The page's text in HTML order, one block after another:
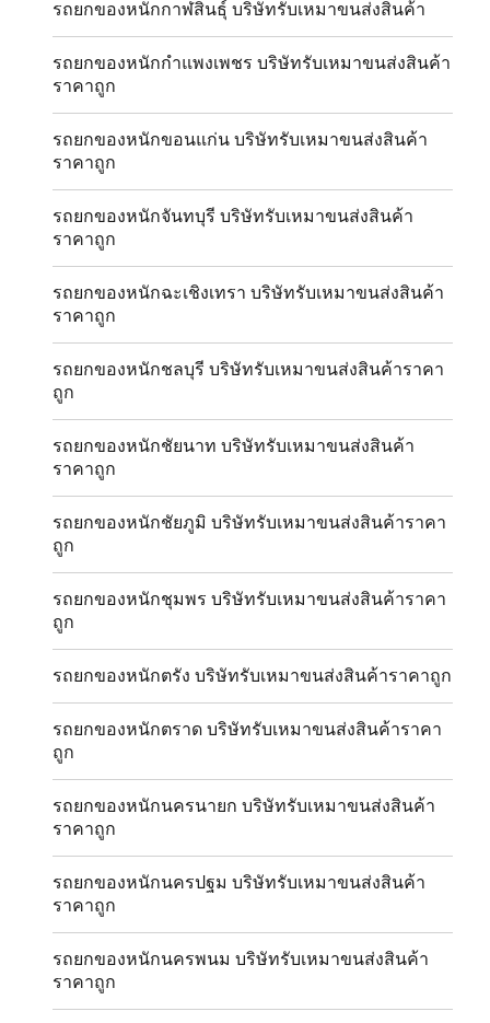
รถยกของหนักกาฬสินธุ์ บริษัทรับเหมาขนส่งสินค้า
รถยกของหนักกำแพงเพชร บริษัทรับเหมาขนส่งสินค้า
ราคาถูก
รถยกของหนักขอนแก่น บริษัทรับเหมาขนส่งสินค้า
ราคาถูก
รถยกของหนักจันทบุรี บริษัทรับเหมาขนส่งสินค้า
ราคาถูก
รถยกของหนักฉะเชิงเทรา บริษัทรับเหมาขนส่งสินค้า
ราคาถูก
รถยกของหนักชลบุรี บริษัทรับเหมาขนส่งสินค้าราคา
ถูก
รถยกของหนักชัยนาท บริษัทรับเหมาขนส่งสินค้า
ราคาถูก
รถยกของหนักชัยภูมิ บริษัทรับเหมาขนส่งสินค้าราคา
ถูก
รถยกของหนักชุมพร บริษัทรับเหมาขนส่งสินค้าราคา
ถูก
รถยกของหนักตรัง บริษัทรับเหมาขนส่งสินค้าราคาถูก
รถยกของหนักตราด บริษัทรับเหมาขนส่งสินค้าราคา
ถูก
รถยกของหนักนครนายก บริษัทรับเหมาขนส่งสินค้า
ราคาถูก
รถยกของหนักนครปฐม บริษัทรับเหมาขนส่งสินค้า
ราคาถูก
รถยกของหนักนครพนม บริษัทรับเหมาขนส่งสินค้า
ราคาถูก